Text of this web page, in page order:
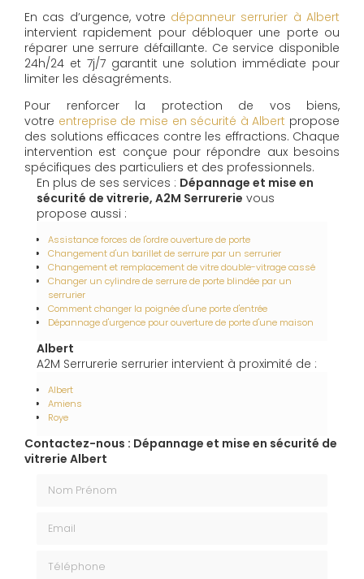
En cas d’urgence, votre dépanneur serrurier à Albert
intervient rapidement pour débloquer une porte ou
réparer une serrure défaillante. Ce service disponible
24h/24 et 7j/7 garantit une solution immédiate pour
limiter les désagréments.
Pour renforcer la protection de vos biens,
votre entreprise de mise en sécurité à Albert propose
des solutions efficaces contre les effractions. Chaque
intervention est conçue pour répondre aux besoins
spécifiques des particuliers et des professionnels.
En plus de ses services : Dépannage et mise en
sécurité de vitrerie, A2M Serrurerie vous
propose aussi :
Assistance forces de l'ordre ouverture de porte
Changement d'un barillet de serrure par un serrurier
Changement et remplacement de vitre double-vitrage cassé
Changer un cylindre de serrure de porte blindée par un
serrurier
Comment changer la poignée d'une porte d'entrée
Dépannage d'urgence pour ouverture de porte d'une maison
Albert
A2M Serrurerie serrurier intervient à proximité de :
Albert
Amiens
Roye
Contactez-nous : Dépannage et mise en sécurité de
vitrerie Albert